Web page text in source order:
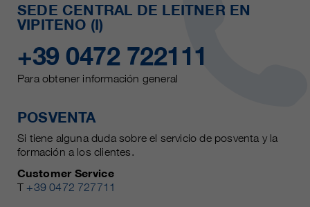
SEDE CENTRAL DE LEITNER EN
VIPITENO (I)
+39 0472 722111
Para obtener información general
POSVENTA
Si tiene alguna duda sobre el servicio de posventa y la
formación a los clientes.
Customer Service
T +39 0472 727711